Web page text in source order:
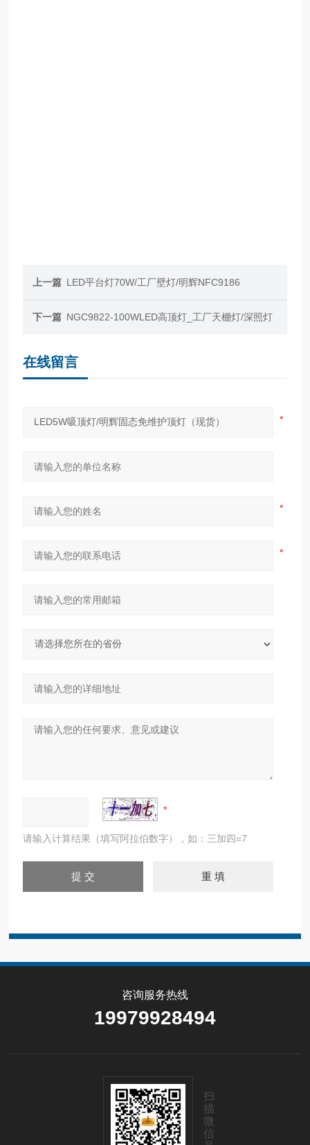
上一篇 LED平台灯70W/工厂壁灯/明辉NFC9186
下一篇 NGC9822-100WLED高顶灯_工厂天棚灯/深照灯
在线留言
请输入计算结果（填写阿拉伯数字），如：三加四=7
咨询服务热线
19979928494
扫
描
微
信